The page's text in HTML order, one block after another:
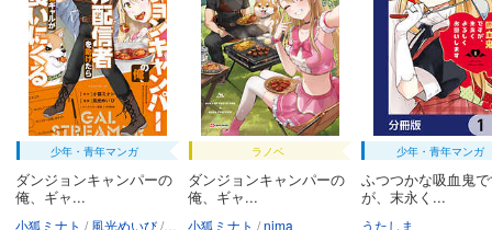
少年・青年マンガ
ダンジョンキャンパーの
俺、ギャ...
小狐ミナト 風光めいび nima
ラノベ
ダンジョンキャンパーの
俺、ギャ...
小狐ミナト nima
少年・青年マンガ
ふつつかな吸血鬼
が、末永く...
うたしま